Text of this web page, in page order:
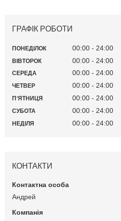
ГРАФІК РОБОТИ
ПОНЕДІЛОК 00:00 24:00
ВІВТОРОК 00:00 24:00
СЕРЕДА 00:00 24:00
ЧЕТВЕР 00:00 24:00
ПʼЯТНИЦЯ 00:00 24:00
СУБОТА 00:00 24:00
НЕДІЛЯ 00:00 24:00
КОНТАКТИ
Андрей